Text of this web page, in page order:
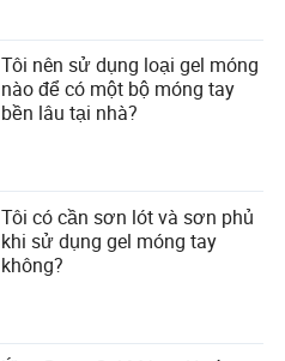
Tôi nên sử dụng loại gel móng
nào để có một bộ móng tay
bền lâu tại nhà?
Tôi có cần sơn lót và sơn phủ
khi sử dụng gel móng tay
không?